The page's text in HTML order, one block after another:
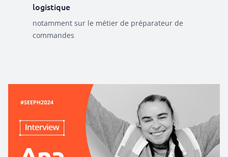
logistique
notamment sur le métier de préparateur de
commandes